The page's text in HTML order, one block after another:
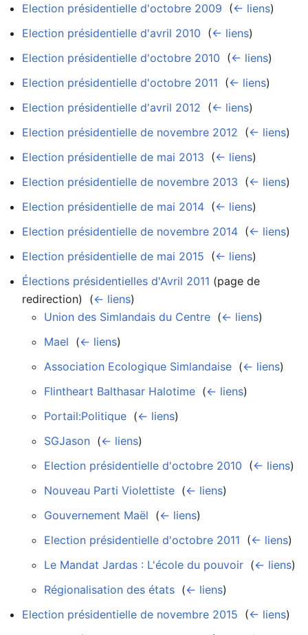
Election présidentielle d'octobre 2009 (← liens)
Election présidentielle d'avril 2010 (← liens)
Election présidentielle d'octobre 2010 (← liens)
Election présidentielle d'octobre 2011 (← liens)
Election présidentielle d'avril 2012 (← liens)
Election présidentielle de novembre 2012 (← liens)
Election présidentielle de mai 2013 (← liens)
Election présidentielle de novembre 2013 (← liens)
Election présidentielle de mai 2014 (← liens)
Election présidentielle de novembre 2014 (← liens)
Election présidentielle de mai 2015 (← liens)
Élections présidentielles d'Avril 2011 (page de
redirection) ‎ (← liens)
Union des Simlandais du Centre (← liens)
Mael (← liens)
Association Ecologique Simlandaise (← liens)
Flintheart Balthasar Halotime (← liens)
Portail:Politique (← liens)
SGJason (← liens)
Election présidentielle d'octobre 2010 (← liens)
Nouveau Parti Violettiste (← liens)
Gouvernement Maël (← liens)
Election présidentielle d'octobre 2011 (← liens)
Le Mandat Jardas : L'école du pouvoir (← liens)
Régionalisation des états (← liens)
Election présidentielle de novembre 2015 (← liens)